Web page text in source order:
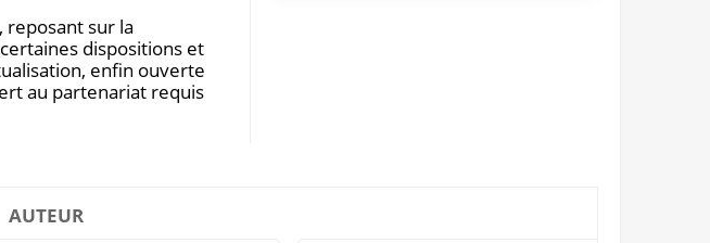
reposant sur la
dispositions et
enfin ouverte
au partenariat requis
AUTEUR